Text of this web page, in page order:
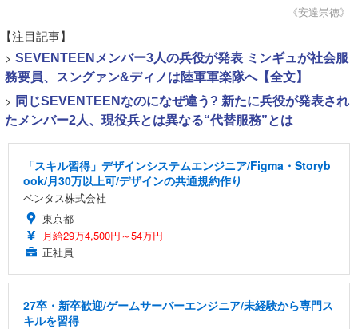
《安達崇徳》
【注目記事】
> SEVENTEENメンバー3人の兵役が発表 ミンギュが社会服
務要員、スングァン&ディノは陸軍軍楽隊へ【全文】
> 同じSEVENTEENなのになぜ違う? 新たに兵役が発表され
たメンバー2人、現役兵とは異なる“代替服務”とは
「スキル習得」デザインシステムエンジニア/Figma・Storyb
ook/月30万以上可/デザインの共通規約作り
ベンタス株式会社
東京都
月給29万4,500円～54万円
正社員
27卒・新卒歓迎/ゲームサーバーエンジニア/未経験から専門ス
キルを習得